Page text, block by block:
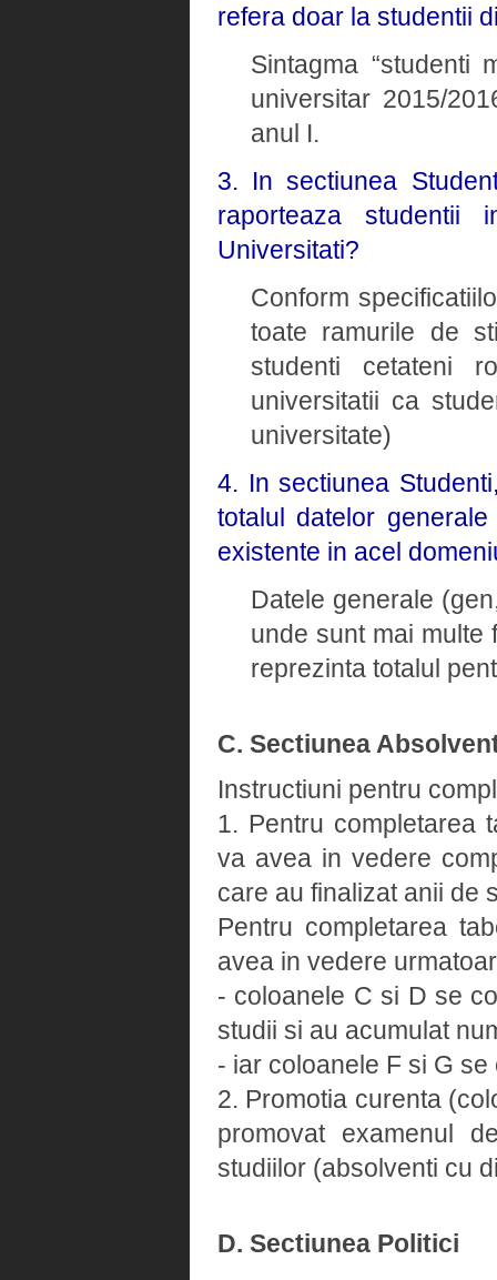
refera doar la studentii
Sintagma “studenti
universitar 2015/
anul I.
3. In sectiunea
raporteaza
Universitati?
Conform
toate ramurile de
studenti cetateni
universitatii ca
universitate)
4. In sectiunea
totalul datelor
existente in acel
Datele generale
unde sunt mai multe
reprezinta totalul
C. Sectiunea
Instructiuni pentru
1. Pentru completarea
va avea in vedere
care au finalizat anii de
Pentru completarea
avea in vedere
- coloanele C si D se
studii si au acumulat
- iar coloanele F si G
2. Promotia curenta
promovat examenul
studiilor (absolventi cu
D. Sectiunea Politici